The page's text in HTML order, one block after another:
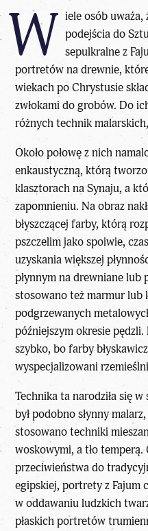
W iele osób
podejścia do
sepulkralne z
portretów na drewnie,
wiekach po Chrystusie
zwłokami do grobów. Do
różnych technik
Około połowę z nich
enkaustyczną, którą
klasztorach na Synaju, a
zapomnieniu. Na obraz
błyszczącej farby, którą
pszczelim jako spoiwie,
uzyskania większej
płynnym na drewniane lub
stosowano też marmur lub
podgrzewanych
późniejszym okresie
szybko, bo farby
wyspecjalizowani
Technika ta narodziła się
był podobno słynny
stosowano techniki
woskowymi, a tło
przeciwieństwa do
egipskiej, portrety z Fajum
w oddawaniu ludzkich
płaskich portretów